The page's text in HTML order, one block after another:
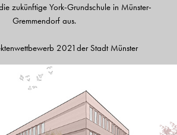
zukünftige York-Grundschule in Münster-
Gremmendorf aus.